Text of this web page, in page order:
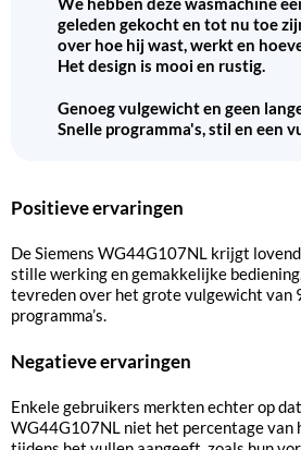
geleden gekocht en tot nu toe
over hoe hij wast, werkt en
Het design is mooi en rustig.
Genoeg vulgewicht en geen
Snelle programma's, stil en een
Positieve ervaringen
De Siemens WG44G107NL krijgt
stille werking en gemakkelijke
tevreden over het grote vulgewicht van
programma’s.
Negatieve ervaringen
Enkele gebruikers merkten echter op
WG44G107NL niet het percentage van